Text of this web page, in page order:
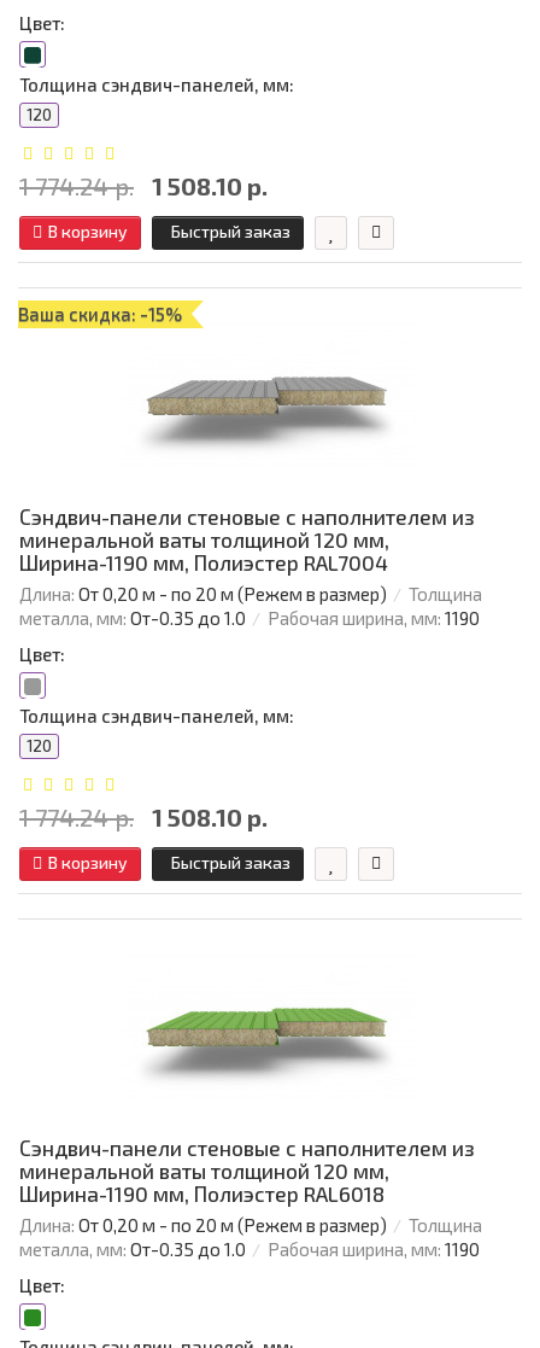
Цвет:
Толщина сэндвич-панелей, мм:
120
1 774.24 р. 1 508.10 р.
В корзину Быстрый заказ
Ваша скидка: -15%
Сэндвич-панели стеновые с наполнителем из
минеральной ваты толщиной 120 мм,
Ширина-1190 мм, Полиэстер RAL7004
Длина: От 0,20 м - по 20 м (Режем в размер)
Толщина
металла, мм: От-0.35 до 1.0 Рабочая ширина, мм: 1190
Цвет:
Толщина сэндвич-панелей, мм:
120
1 774.24 р. 1 508.10 р.
В корзину Быстрый заказ
Сэндвич-панели стеновые с наполнителем из
минеральной ваты толщиной 120 мм,
Ширина-1190 мм, Полиэстер RAL6018
Длина: От 0,20 м - по 20 м (Режем в размер)
Толщина
металла, мм: От-0.35 до 1.0 Рабочая ширина, мм: 1190
Цвет: